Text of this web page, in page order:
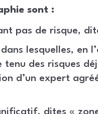
sont :
pas de risque,
lesquelles, en
tenu des risques
d’un expert
dites «